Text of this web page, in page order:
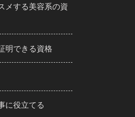
メする美容系の資
明できる資格
に役立てる